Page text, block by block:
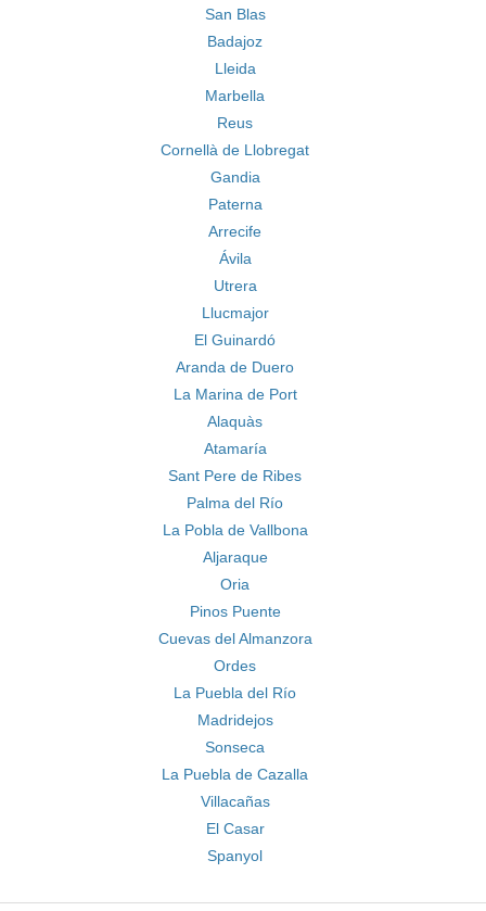
San Blas
Badajoz
Lleida
Marbella
Reus
Cornellà de Llobregat
Gandia
Paterna
Arrecife
Ávila
Utrera
Llucmajor
El Guinardó
Aranda de Duero
La Marina de Port
Alaquàs
Atamaría
Sant Pere de Ribes
Palma del Río
La Pobla de Vallbona
Aljaraque
Oria
Pinos Puente
Cuevas del Almanzora
Ordes
La Puebla del Río
Madridejos
Sonseca
La Puebla de Cazalla
Villacañas
El Casar
Spanyol